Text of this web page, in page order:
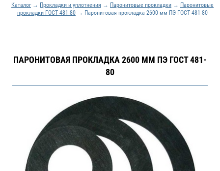
Каталог→ Прокладки и уплотнения → Паронитовые прокладки → Паронитовые
прокладки ГОСТ 481-80 → Паронитовая прокладка 2600 мм ПЭ ГОСТ 481-80
ПАРОНИТОВАЯ ПРОКЛАДКА 2600 ММ ПЭ ГОСТ 481-
80